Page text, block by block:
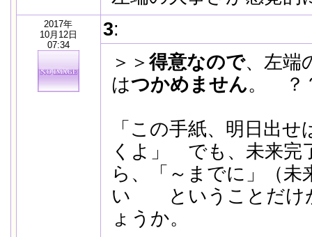
2017年
10月12日
07:34
3:
＞＞得意なので、左端
はつかめません。 ？
「この手紙、明日出
くよ」 でも、未来完
ら、「～までに」（未
い ということだけ
ょうか。